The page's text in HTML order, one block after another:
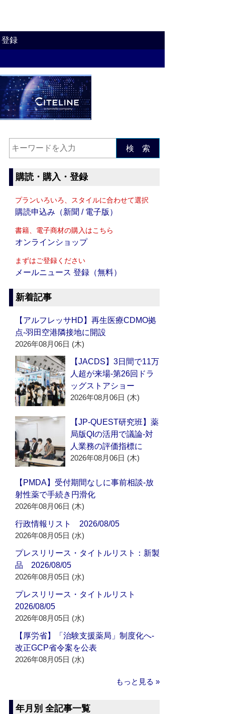
登録
検 索
購読・購入・登録
プランいろいろ、スタイルに合わせて選択
購読申込み（新聞 / 電子版）
書籍、電子商材の購入はこちら
オンラインショップ
まずはご登録ください
メールニュース 登録（無料）
新着記事
【アルフレッサHD】再生医療CDMO拠
点‐羽田空港隣接地に開設
2026年08月06日 (木)
【JACDS】3日間で11万
人超が来場‐第26回ドラ
ッグストアショー
2026年08月06日 (木)
【JP-QUEST研究班】薬
局版QIの活用で議論‐対
人業務の評価指標に
2026年08月06日 (木)
【PMDA】受付期間なしに事前相談‐放
射性薬で手続き円滑化
2026年08月06日 (木)
行政情報リスト 2026/08/05
2026年08月05日 (水)
プレスリリース・タイトルリスト：新製
品 2026/08/05
2026年08月05日 (水)
プレスリリース・タイトルリスト
2026/08/05
2026年08月05日 (水)
【厚労省】「治験支援薬局」制度化へ‐
改正GCP省令案を公表
2026年08月05日 (水)
もっと見る »
年月別 全記事一覧